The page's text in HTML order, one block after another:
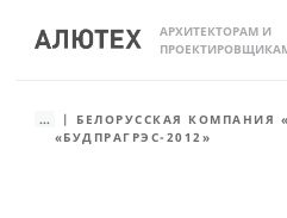
АРХИТЕКТОРАМ И
...
БЕЛОРУССКАЯ КОМПАНИЯ
«БУДПРАГРЭС-2012»